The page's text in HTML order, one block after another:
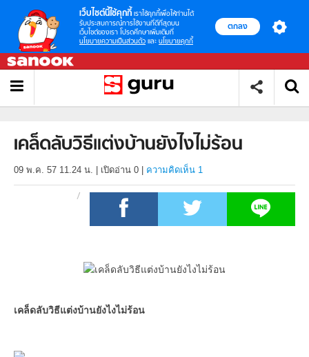
เว็บไซต์นี้ใช้คุกกี้ เราใช้คุกกี้เพื่อให้ท่านได้
รับประสบการณ์การใช้งานที่ดีที่สุดบน
เว็บไซต์ของเรา โปรดศึกษาเพิ่มเติมที่
นโยบายความเป็นส่วนตัว และ นโยบายคุกกี้
ตกลง
เคล็ดลับวิธีแต่งบ้านยังไงไม่ร้อน
09 พ.ค. 57 11.24 น. เปิดอ่าน 0 ความคิดเห็น 1
เคล็ดลับวิธีแต่งบ้านยังไงไม่ร้อน